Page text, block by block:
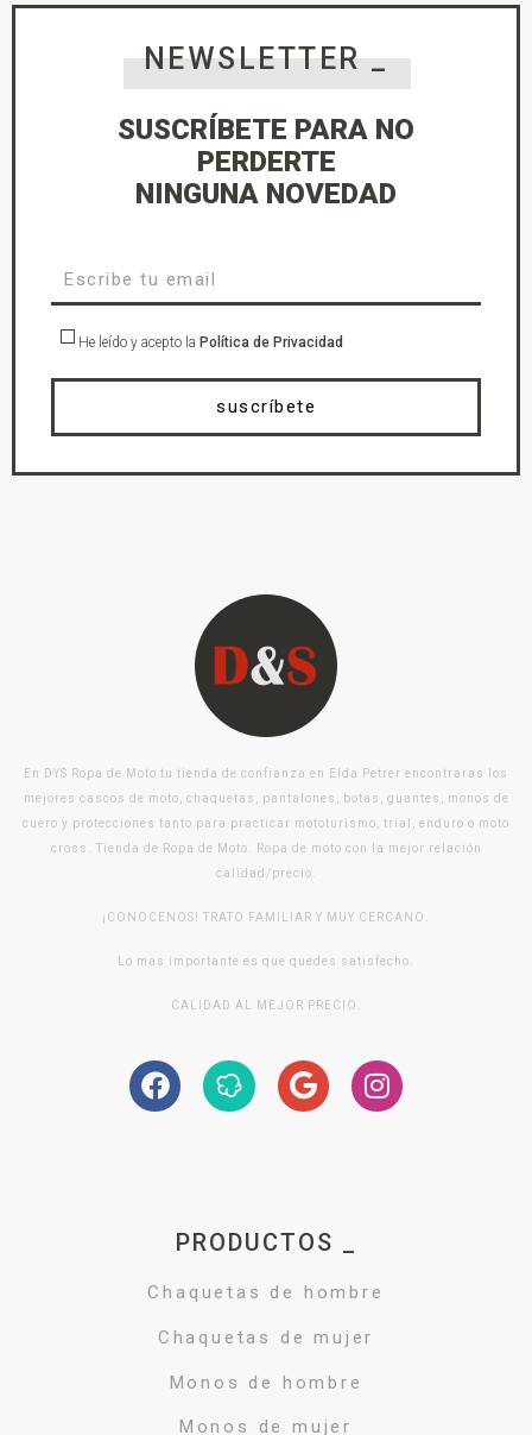
NEWSLETTER _
SUSCRÍBETE PARA NO
PERDERTE
NINGUNA NOVEDAD
He leído y acepto la Política de Privacidad
suscríbete
En DYS Ropa de Moto tu tienda de confianza en Elda Petrer encontraras los
mejores cascos de moto, chaquetas, pantalones, botas, guantes, monos de
cuero y protecciones tanto para practicar mototurismo, trial, enduro o moto
cross. Tienda de Ropa de Moto. Ropa de moto con la mejor relación
calidad/precio.
¡CONOCENOS! TRATO FAMILIAR Y MUY CERCANO.
Lo mas importante es que quedes satisfecho.
CALIDAD AL MEJOR PRECIO.
PRODUCTOS _
Chaquetas de hombre
Chaquetas de mujer
Monos de hombre
Monos de mujer